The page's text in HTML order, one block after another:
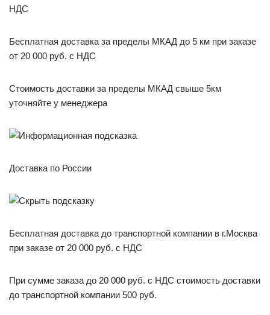
НДС
Бесплатная доставка за пределы МКАД до 5 км при заказе
от 20 000 руб. с НДС
Стоимость доставки за пределы МКАД свыше 5км
уточняйте у менеджера
Доставка по России
Бесплатная доставка до транспортной компании в г.Москва
при заказе от 20 000 руб. с НДС
При сумме заказа до 20 000 руб. с НДС стоимость доставки
до транспортной компании 500 руб.